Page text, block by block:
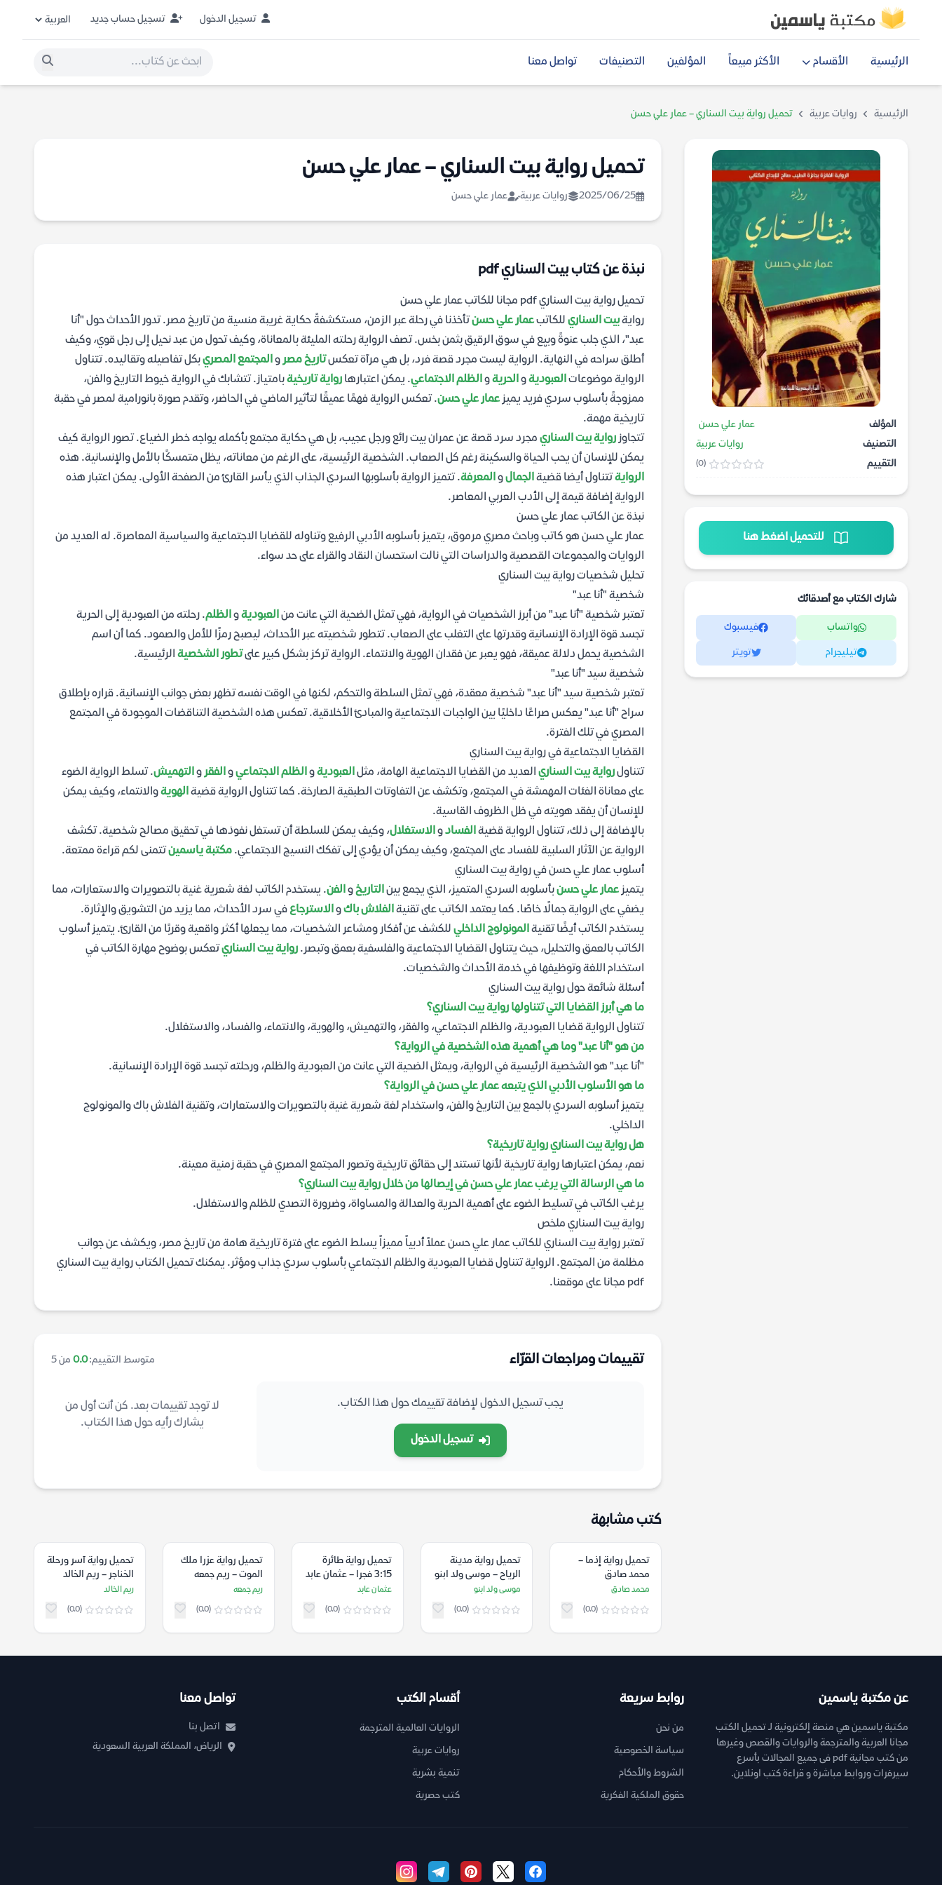
تسجيل الدخول تسجيل حساب جديد
الرئيسية الأقسام الأكثر مبيعاً المؤلفين التصنيفات تواصل معنا
الرئيسية روايات عربية تحميل رواية بيت السناري – عمار علي حسن
المؤلف
عمار علي حسن
التصنيف
روايات عربية
التقييم
(0)
للتحميل اضغط هنا
شارك الكتاب مع أصدقائك
واتساب فيسبوك
تيليجرام تويتر
تحميل رواية بيت السناري – عمار علي حسن
2025/06/25 روايات عربية عمار علي حسن
نبذة عن كتاب بيت السناري pdf
تحميل رواية بيت السناري pdf مجانا للكاتب عمار علي حسن
روايةبيت السناري للكاتبعمار علي حسنتأخذنا في رحلة عبر الزمن، مستكشفةً حكاية غريبة منسية من تاريخ مصر. تدور الأحداث حول "أنا
عبد"، الذي جلب عنوةً وبيِع في سوق الرقيق بثمن بخس. تصف الرواية رحلته المليئة بالمعاناة، وكيف تحول من عبد نحيل إلى رجل قوي، وكيف
أطلق سراحه في النهاية. الرواية ليست مجرد قصة فرد، بل هي مرآة تعكستاريخ مصروالمجتمع المصريبكل تفاصيله وتقاليده. تتناول
الرواية موضوعاتالعبوديةوالحريةوالظلم الاجتماعي. يمكن اعتبارها رواية تاريخيةبامتياز. تتشابك في الرواية خيوط التاريخ والفن،
ممزوجةً بأسلوب سردي فريد يميز عمار علي حسن. تعكس الرواية فهمًا عميقًا لتأثير الماضي في الحاضر، وتقدم صورة بانورامية لمصر في حقبة
تاريخية مهمة.
تتجاوزرواية بيت السناري مجرد سرد قصة عن عمران بيت رائع ورجل عجيب، بل هي حكاية مجتمع بأكمله يواجه خطر الضياع. تصور الرواية كيف
يمكن للإنسان أن يحب الحياة والسكينة رغم كل الصعاب. الشخصية الرئيسية، على الرغم من معاناته، يظل متمسكًا بالأمل والإنسانية. هذه
الروايةتتناول أيضا قضيةالجمالوالمعرفة. تتميز الرواية بأسلوبها السردي الجذاب الذي يأسر القارئ من الصفحة الأولى. يمكن اعتبار هذه
الرواية إضافة قيمة إلى الأدب العربي المعاصر.
نبذة عن الكاتب عمار علي حسن
عمار علي حسن هو كاتب وباحث مصري مرموق، يتميز بأسلوبه الأدبي الرفيع وتناوله للقضايا الاجتماعية والسياسية المعاصرة. له العديد من
الروايات والمجموعات القصصية والدراسات التي نالت استحسان النقاد والقراء على حد سواء.
تحليل شخصيات رواية بيت السناري
شخصية "أنا عبد"
تعتبر شخصية "أنا عبد" من أبرز الشخصيات في الرواية، فهي تمثل الضحية التي عانت منالعبوديةوالظلم. رحلته من العبودية إلى الحرية
تجسد قوة الإرادة الإنسانية وقدرتها على التغلب على الصعاب. تتطور شخصيته عبر الأحداث، ليصبح رمزًا للأمل والصمود. كما أن اسم
الشخصية يحمل دلالة عميقة، فهو يعبر عن فقدان الهوية والانتماء. الرواية تركز بشكل كبير علىتطور الشخصية الرئيسية.
شخصية سيد "أنا عبد"
تعتبر شخصية سيد "أنا عبد" شخصية معقدة، فهي تمثل السلطة والتحكم، لكنها في الوقت نفسه تظهر بعض جوانب الإنسانية. قراره بإطلاق
سراح "أنا عبد" يعكس صراعًا داخليًا بين الواجبات الاجتماعية والمبادئ الأخلاقية. تعكس هذه الشخصية التناقضات الموجودة في المجتمع
المصري في تلك الفترة.
القضايا الاجتماعية في رواية بيت السناري
تتناولرواية بيت السناري العديد من القضايا الاجتماعية الهامة، مثلالعبوديةوالظلم الاجتماعيوالفقروالتهميش. تسلط الرواية الضوء
على معاناة الفئات المهمشة في المجتمع، وتكشف عن التفاوتات الطبقية الصارخة. كما تتناول الرواية قضيةالهويةوالانتماء، وكيف يمكن
للإنسان أن يفقد هويته في ظل الظروف القاسية.
بالإضافة إلى ذلك، تتناول الرواية قضيةالفسادوالاستغلال، وكيف يمكن للسلطة أن تستغل نفوذها في تحقيق مصالح شخصية. تكشف
الرواية عن الآثار السلبية للفساد على المجتمع، وكيف يمكن أن يؤدي إلى تفكك النسيج الاجتماعي. مكتبة ياسمينتتمنى لكم قراءة ممتعة.
أسلوب عمار علي حسن في رواية بيت السناري
يتميز عمار علي حسنبأسلوبه السردي المتميز، الذي يجمع بينالتاريخوالفن. يستخدم الكاتب لغة شعرية غنية بالتصويرات والاستعارات، مما
يضفي على الرواية جمالًا خاصًا. كما يعتمد الكاتب على تقنيةالفلاش باكوالاسترجاع في سرد الأحداث، مما يزيد من التشويق والإثارة.
يستخدم الكاتب أيضًا تقنيةالمونولوج الداخلي للكشف عن أفكار ومشاعر الشخصيات، مما يجعلها أكثر واقعية وقربًا من القارئ. يتميز أسلوب
الكاتب بالعمق والتحليل، حيث يتناول القضايا الاجتماعية والفلسفية بعمق وتبصر. رواية بيت السناريتعكس بوضوح مهارة الكاتب في
استخدام اللغة وتوظيفها في خدمة الأحداث والشخصيات.
أسئلة شائعة حول رواية بيت السناري
ما هي أبرز القضايا التي تتناولها رواية بيت السناري؟
تتناول الرواية قضايا العبودية، والظلم الاجتماعي، والفقر، والتهميش، والهوية، والانتماء، والفساد، والاستغلال.
من هو "أنا عبد" وما هي أهمية هذه الشخصية في الرواية؟
"أنا عبد" هو الشخصية الرئيسية في الرواية، ويمثل الضحية التي عانت من العبودية والظلم، ورحلته تجسد قوة الإرادة الإنسانية.
ما هو الأسلوب الأدبي الذي يتبعه عمار علي حسن في الرواية؟
يتميز أسلوبه السردي بالجمع بين التاريخ والفن، واستخدام لغة شعرية غنية بالتصويرات والاستعارات، وتقنية الفلاش باك والمونولوج
الداخلي.
هل رواية بيت السناري رواية تاريخية؟
نعم، يمكن اعتبارها رواية تاريخية لأنها تستند إلى حقائق تاريخية وتصور المجتمع المصري في حقبة زمنية معينة.
ما هي الرسالة التي يرغب عمار علي حسن في إيصالها من خلال رواية بيت السناري؟
يرغب الكاتب في تسليط الضوء على أهمية الحرية والعدالة والمساواة، وضرورة التصدي للظلم والاستغلال.
رواية بيت السناري ملخص
تعتبر رواية بيت السناري للكاتب عمار علي حسن عملاً أدبياً مميزاً يسلط الضوء على فترة تاريخية هامة من تاريخ مصر، ويكشف عن جوانب
مظلمة من المجتمع. الرواية تتناول قضايا العبودية والظلم الاجتماعي بأسلوب سردي جذاب ومؤثر. يمكنك تحميل الكتاب رواية بيت السناري
pdf مجانا على موقعنا.
تقييمات ومراجعات القرّاء متوسط التقييم:0.0 من 5
يجب تسجيل الدخول لإضافة تقييمك حول هذا الكتاب.
تسجيل الدخول
لا توجد تقييمات بعد. كن أنت أول من
يشارك رأيه حول هذا الكتاب.
كتب مشابهة
تحميل رواية إذما –
محمد صادق
محمد صادق
(0.0)
تحميل رواية مدينة
الرياح – موسى ولد ابنو
موسى ولد ابنو
(0.0)
تحميل رواية طائرة
3:15 فجرا – عثمان عابد
عثمان عابد
(0.0)
تحميل رواية عزرا ملك
الموت – ريم جمعه
ريم جمعه
(0.0)
تحميل رواية آسر ورحلة
الخناجر – ريم الخالد
ريم الخالد
(0.0)
عن مكتبة ياسمين
مكتبة ياسمين هي منصة إلكترونية لـ تحميل الكتب
مجانا العربية والمترجمة والروايات والقصص وغيرها
من كتب مجانية pdf فى جميع المجالات بأسرع
سيرفرات وروابط مباشرة و قراءة كتب اونلاين.
روابط سريعة
من نحن
سياسة الخصوصية
الشروط والأحكام
حقوق الملكية الفكرية
أقسام الكتب
الروايات العالمية المترجمة
روايات عربية
تنمية بشرية
كتب حصرية
تواصل معنا
اتصل بنا
الرياض، المملكة العربية السعودية